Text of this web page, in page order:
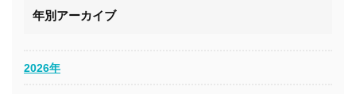
年別アーカイブ
2026年